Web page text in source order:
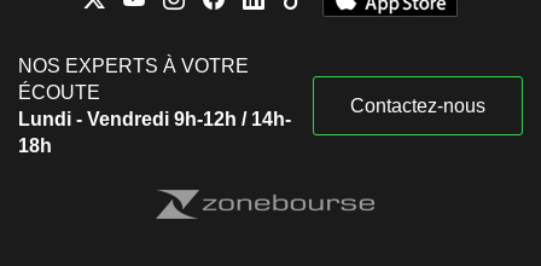
NOS EXPERTS À VOTRE
ÉCOUTE
Lundi - Vendredi 9h-12h / 14h-
18h
Contactez-nous